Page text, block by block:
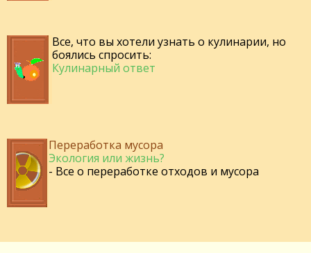
Все, что вы хотели узнать о кулинарии, но
боялись спросить:
Кулинарный ответ
Переработка мусора
Экология или жизнь?
- Все о переработке отходов и мусора